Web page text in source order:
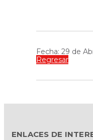
Fecha: 29 de
Regresar
ENLACES DE